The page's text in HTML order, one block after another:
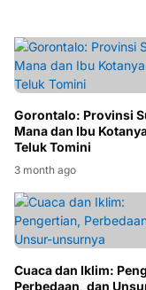
Gorontalo: Provinsi
Mana dan Ibu
Teluk Tomini
3 month ago
Cuaca dan Iklim:
Perbedaan, dan